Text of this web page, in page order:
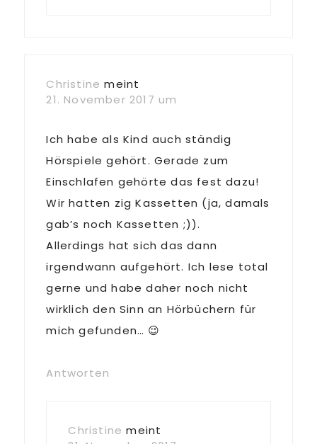
Christine meint
21. November 2017 um
Ich habe als Kind auch ständig
Hörspiele gehört. Gerade zum
Einschlafen gehörte das fest dazu!
Wir hatten zig Kassetten (ja, damals
gab’s noch Kassetten ;)).
Allerdings hat sich das dann
irgendwann aufgehört. Ich lese total
gerne und habe daher noch nicht
wirklich den Sinn an Hörbüchern für
mich gefunden… 😉
Antworten
Christine meint